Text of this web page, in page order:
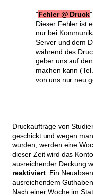
"Fehler @ Druck"
Dieser Fehler ist
nur bei
Server und dem
während des
geber uns auf
machen kann
von uns nur neu
Druckaufträge von
geschickt und wegen
wurden, werden eine
dieser Zeit wird das
ausreichender Deckung
reaktiviert. Ein
ausreichendem
Nach einer Woche im